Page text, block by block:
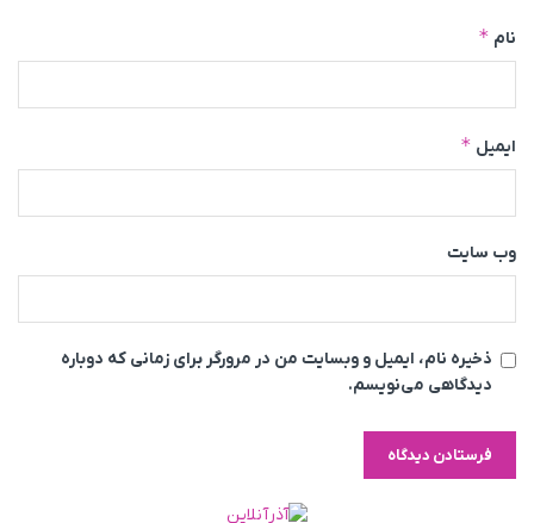
نام *
ایمیل *
وب‌ سایت
ذخیره نام، ایمیل و وبسایت من در مرورگر برای زمانی که دوباره
دیدگاهی می‌نویسم.